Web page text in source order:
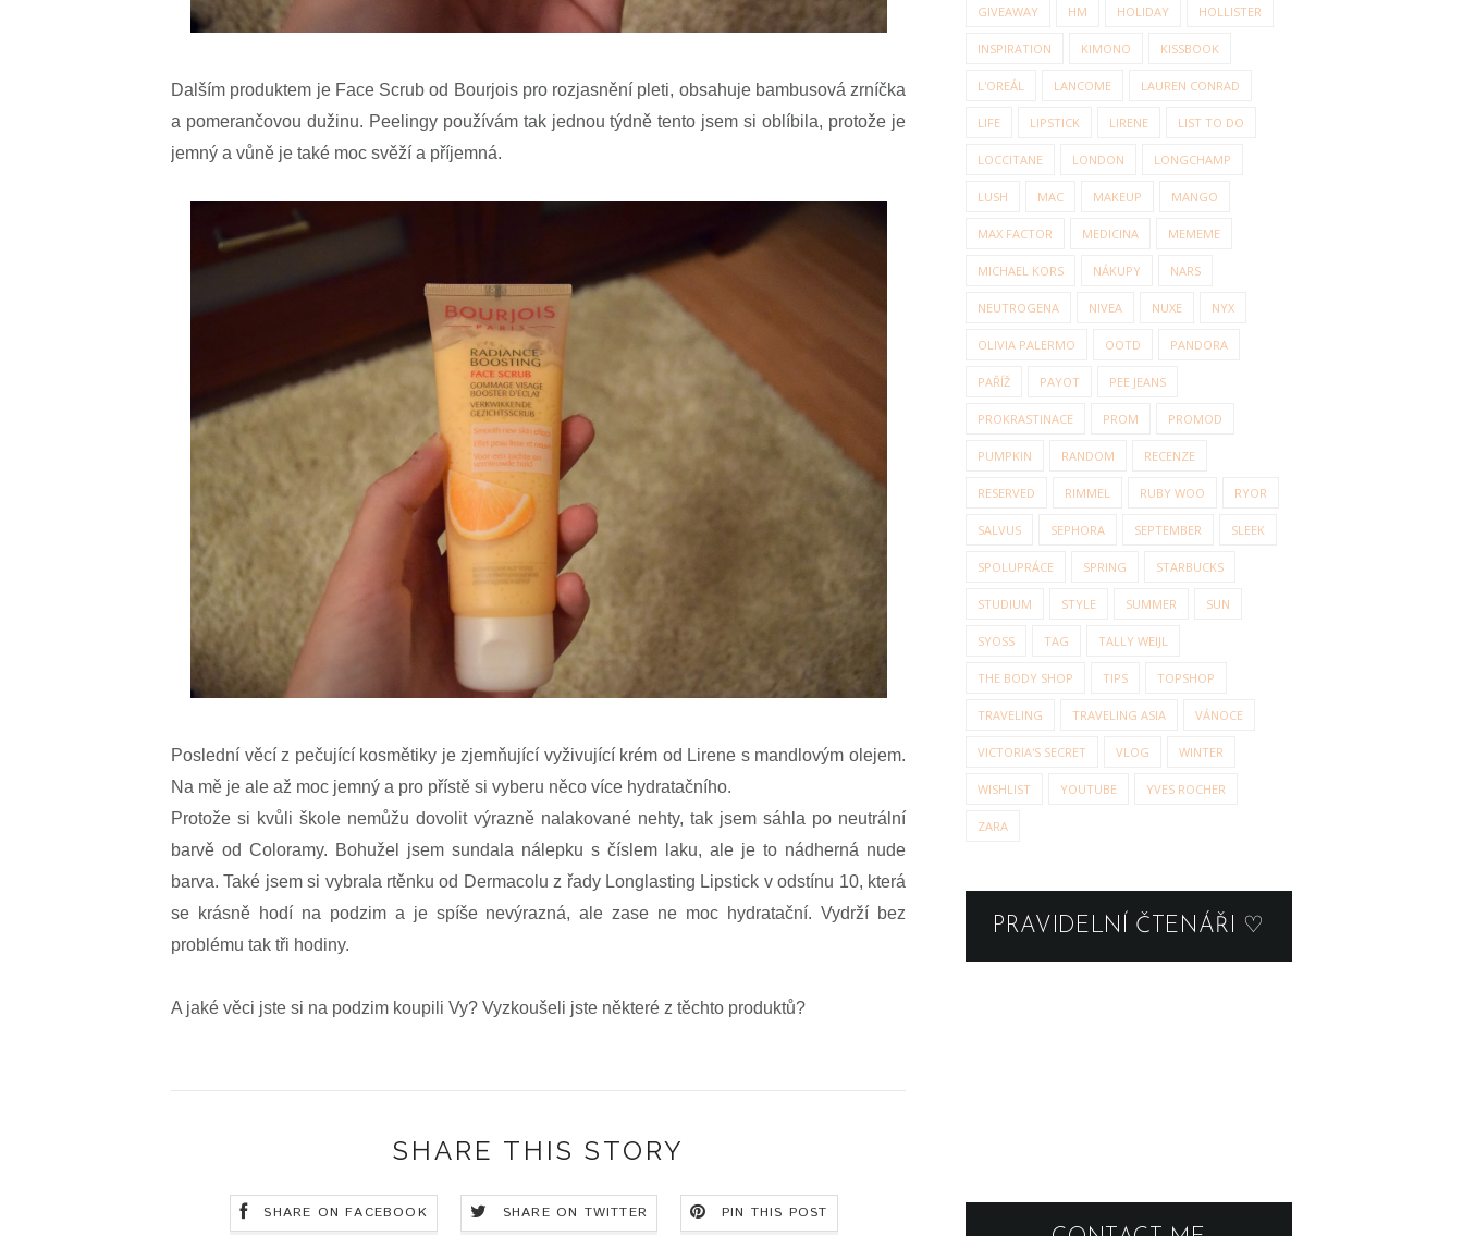
Dalším produktem je Face Scrub od Bourjois pro rozjasnění pleti, obsahuje bambusová zrníčka
a pomerančovou dužinu. Peelingy používám tak jednou týdně tento jsem si oblíbila, protože je
jemný a vůně je také moc svěží a příjemná.
Poslední věcí z pečující kosmětiky je zjemňující vyživující krém od Lirene s mandlovým olejem.
Na mě je ale až moc jemný a pro přístě si vyberu něco více hydratačního.
Protože si kvůli škole nemůžu dovolit výrazně nalakované nehty, tak jsem sáhla po neutrální
barvě od Coloramy. Bohužel jsem sundala nálepku s číslem laku, ale je to nádherná nude
barva. Také jsem si vybrala rtěnku od Dermacolu z řady Longlasting Lipstick v odstínu 10, která
se krásně hodí na podzim a je spíše nevýrazná, ale zase ne moc hydratační. Vydrží bez
problému tak tři hodiny.
A jaké věci jste si na podzim koupili Vy? Vyzkoušeli jste některé z těchto produktů?
SHARE THIS STORY
SHARE ON FACEBOOK SHARE ON TWITTER PIN THIS POST
GIVEAWAY HM HOLIDAY HOLLISTER
INSPIRATION KIMONO KISSBOOK
L'OREÁL LANCOME LAUREN CONRAD
LIFE LIPSTICK LIRENE LIST TO DO
LOCCITANE LONDON LONGCHAMP
LUSH MAC MAKEUP MANGO
MAX FACTOR MEDICINA MEMEME
MICHAEL KORS NÁKUPY NARS
NEUTROGENA NIVEA NUXE NYX
OLIVIA PALERMO OOTD PANDORA
PAŘÍŽ PAYOT PEE JEANS
PROKRASTINACE PROM PROMOD
PUMPKIN RANDOM RECENZE
RESERVED RIMMEL RUBY WOO RYOR
SALVUS SEPHORA SEPTEMBER SLEEK
SPOLUPRÁCE SPRING STARBUCKS
STUDIUM STYLE SUMMER SUN
SYOSS TAG TALLY WEIJL
THE BODY SHOP TIPS TOPSHOP
TRAVELING TRAVELING ASIA VÁNOCE
VICTORIA'S SECRET VLOG WINTER
WISHLIST YOUTUBE YVES ROCHER
ZARA
PRAVIDELNÍ ČTENÁŘI ♡